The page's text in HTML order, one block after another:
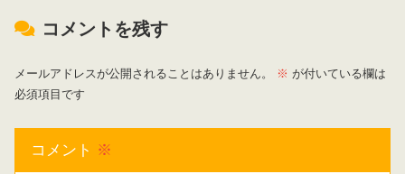
コメントを残す
メールアドレスが公開されることはありません。 ※ が付いている欄は
必須項目です
コメント ※